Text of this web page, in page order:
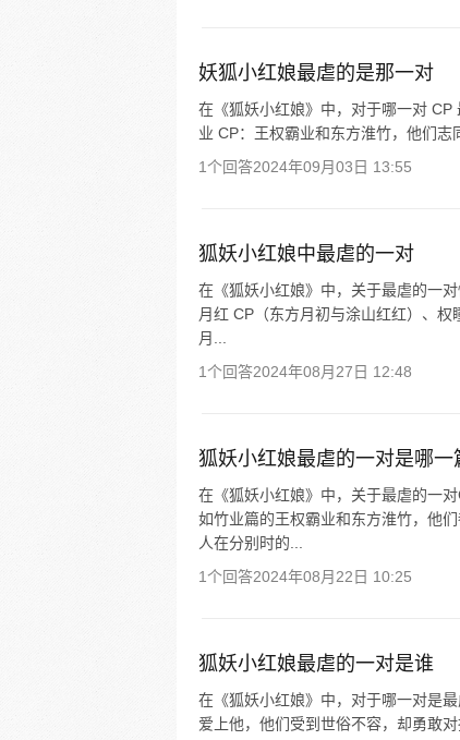
妖狐小红娘最虐的是那一对
在《狐妖小红娘》中，对于哪一对
业 CP：王权霸业和东方淮竹，他们志
1个回答2024年09月03日 13:55
狐妖小红娘中最虐的一对
在《狐妖小红娘》中，关于最虐的一
月红 CP（东方月初与涂山红红）、权
月...
1个回答2024年08月27日 12:48
狐妖小红娘最虐的一对是哪一
在《狐妖小红娘》中，关于最虐的一
如竹业篇的王权霸业和东方淮竹，他
人在分别时的...
1个回答2024年08月22日 10:25
狐妖小红娘最虐的一对是谁
在《狐妖小红娘》中，对于哪一对是
爱上他，他们受到世俗不容，却勇敢